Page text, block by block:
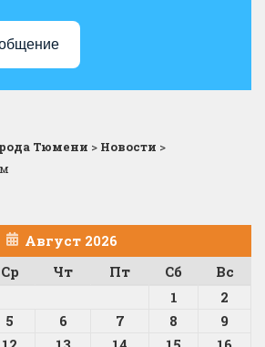
Тюмени > Новости >
Август 2026
Ср Чт Пт Сб
Вс
1
2
5 6 7 8
9